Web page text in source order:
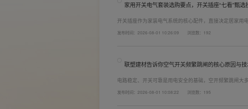
家用开关电气套装选购要点，开关插座“七看”甄选
开关插座作为家装电气系统的核心配件，直接决定居家用
键。联塑建材总结专业选购“七看”技巧，帮大家精准避坑
发布时间：2026-08-01 10:26:09 浏览数：192
联塑建材告诉你空气开关频繁跳闸的核心原因与
电路稳定、开关可靠是用电安全的基础，空开频繁跳闸大
套装产品，结构设计科学、稳压防护性能优异，可有效应
发布时间：2026-08-01 10:08:22 浏览数：195